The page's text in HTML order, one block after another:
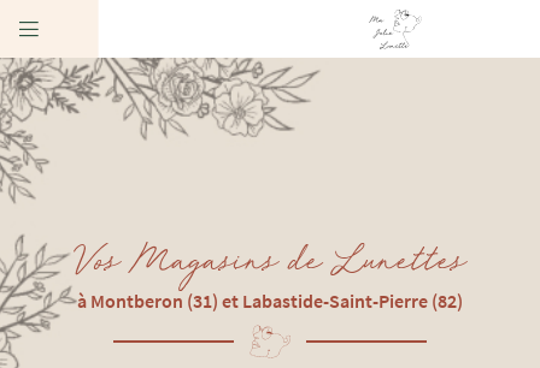

31140 Montberon
05 62 10 92 52
Vos Magasins de Lunettes
à Montberon (31) et Labastide-Saint-Pierre (82)